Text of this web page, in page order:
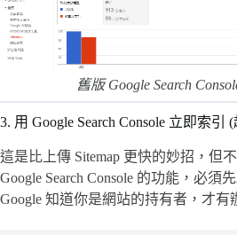
舊版 Google Search
3. 用 Google Search Console 立即索引
這是比上傳 Sitemap 更快的妙招，但
Google Search Console 的功能，必須
Google 知道你是網站的持有者，才有